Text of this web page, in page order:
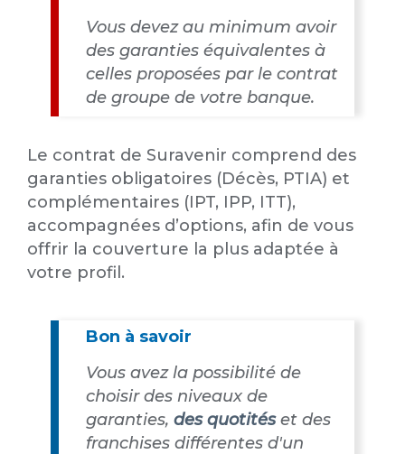
Vous devez au minimum avoir
des garanties équivalentes à
celles proposées par le contrat
de groupe de votre banque.
Le contrat de Suravenir comprend des
garanties obligatoires (Décès, PTIA) et
complémentaires (IPT, IPP, ITT),
accompagnées d’options, afin de vous
offrir la couverture la plus adaptée à
votre profil.
Bon à savoir
Vous avez la possibilité de
choisir des niveaux de
garanties, des quotitéset des
franchises différentes d'un